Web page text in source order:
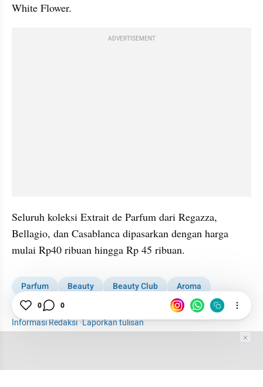
White Flower.
ADVERTISEMENT
Seluruh koleksi Extrait de Parfum dari Regazza,
Bellagio, dan Casablanca dipasarkan dengan harga
mulai Rp40 ribuan hingga Rp 45 ribuan.
Parfum Beauty Beauty Club
Aroma
Konsumen
Informasi Redaksi·Laporkan tulisan
0 0